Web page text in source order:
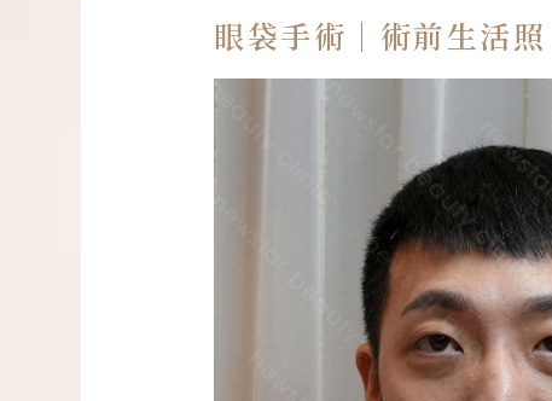
眼袋手術｜術前生活照